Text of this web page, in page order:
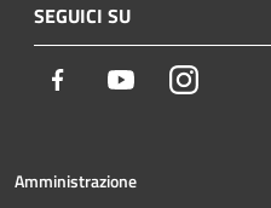
SEGUICI SU
Facebook YoutubeInstagram
Amministrazione